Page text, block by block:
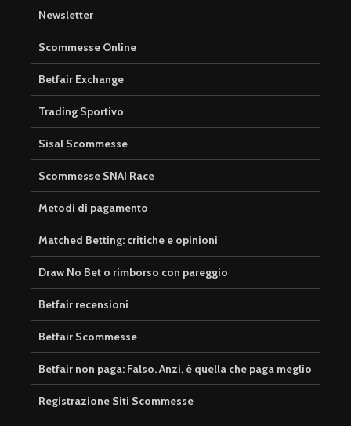
Newsletter
Scommesse Online
Betfair Exchange
Trading Sportivo
Sisal Scommesse
Scommesse SNAI Race
Metodi di pagamento
Matched Betting: critiche e opinioni
Draw No Bet o rimborso con pareggio
Betfair recensioni
Betfair Scommesse
Betfair non paga: Falso. Anzi, è quella che paga meglio
Registrazione Siti Scommesse